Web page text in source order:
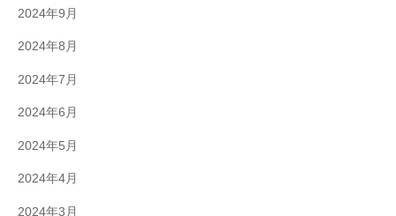
2024年9月
2024年8月
2024年7月
2024年6月
2024年5月
2024年4月
2024年3月